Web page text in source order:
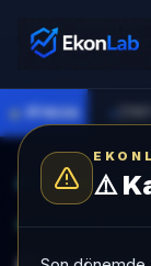
⚠️
● PİYASA
AI Kripto Radar/
SUNUCU